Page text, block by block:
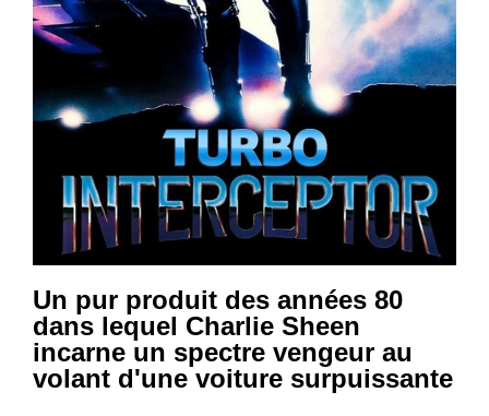
Un pur produit des années 80
dans lequel Charlie Sheen
incarne un spectre vengeur au
volant d'une voiture surpuissante